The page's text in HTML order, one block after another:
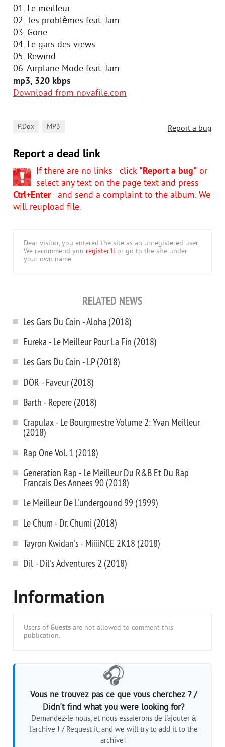
01. Le meilleur
02. Tes problèmes feat. Jam
03. Gone
04. Le gars des views
05. Rewind
06. Airplane Mode feat. Jam
mp3, 320 kbps
Download from novafile.com
Report a bug
P.Dox MP3
Report a dead link
If there are no links - click "Report a bug" or
select any text on the page text and press
Ctrl+Enter- and send a complaint to the album. We
will reupload file.
Dear visitor, you entered the site as an unregistered user.
We recommend you register'll or go to the site under
your own name.
RELATED NEWS
Les Gars Du Coin - Aloha (2018)
Eureka - Le Meilleur Pour La Fin (2018)
Les Gars Du Coin - LP (2018)
DOR - Faveur (2018)
Barth - Repere (2018)
Crapulax - Le Bourgmestre Volume 2: Yvan Meilleur
(2018)
Rap One Vol. 1 (2018)
Generation Rap - Le Meilleur Du R&B Et Du Rap
Francais Des Annees 90 (2018)
Le Meilleur De L'undergound 99 (1999)
Le Chum - Dr. Chumi (2018)
Tayron Kwidan's - MiiiiNCE 2K18 (2018)
Dil - Dil's Adventures 2 (2018)
Information
Users of Guests are not allowed to comment this
publication.
🎧
Vous ne trouvez pas ce que vous cherchez ? /
Didn't find what you were looking for?
Demandez-le nous, et nous essaierons de l'ajouter à
l'archive ! / Request it, and we will try to add it to the
archive!